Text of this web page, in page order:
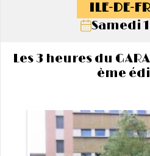
ILE-DE-
Samedi
Les 3 heures du
ème